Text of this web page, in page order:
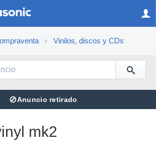
Vinilos, discos y CDs
⊘Anuncio retirado
mk2